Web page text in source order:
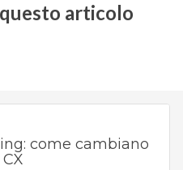
articolo
come cambiano